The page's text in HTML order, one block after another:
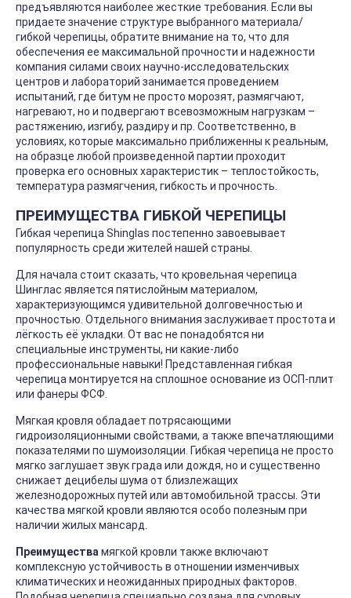
предъявляются наиболее жесткие требования. Если вы
придаете значение структуре выбранного материала/
гибкой черепицы, обратите внимание на то, что для
обеспечения ее максимальной прочности и надежности
компания силами своих научно-исследовательских
центров и лабораторий занимается проведением
испытаний, где битум не просто морозят, размягчают,
нагревают, но и подвергают всевозможным нагрузкам –
растяжению, изгибу, раздиру и пр. Соответственно, в
условиях, которые максимально приближенны к реальным,
на образце любой произведенной партии проходит
проверка его основных характеристик – теплостойкость,
температура размягчения, гибкость и прочность.
ПРЕИМУЩЕСТВА ГИБКОЙ ЧЕРЕПИЦЫ
Гибкая черепица Shinglas постепенно завоевывает
популярность среди жителей нашей страны.
Для начала стоит сказать, что кровельная черепица
Шинглас является пятислойным материалом,
характеризующимся удивительной долговечностью и
прочностью. Отдельного внимания заслуживает простота и
лёгкость её укладки. От вас не понадобятся ни
специальные инструменты, ни какие-либо
профессиональные навыки! Представленная гибкая
черепица монтируется на сплошное основание из ОСП-плит
или фанеры ФСФ.
Мягкая кровля обладает потрясающими
гидроизоляционными свойствами, а также впечатляющими
показателями по шумоизоляции. Гибкая черепица не просто
мягко заглушает звук града или дождя, но и существенно
снижает децибелы шума от близлежащих
железнодорожных путей или автомобильной трассы. Эти
качества мягкой кровли являются особо полезным при
наличии жилых мансард.
Преимущества мягкой кровли также включают
комплексную устойчивость в отношении изменчивых
климатических и неожиданных природных факторов.